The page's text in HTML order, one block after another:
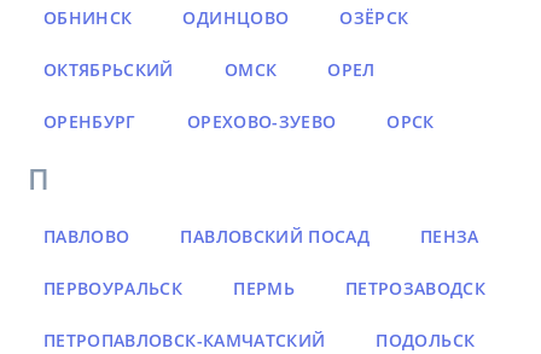
ОБНИНСК ОДИНЦОВО ОЗЁРСК
ОКТЯБРЬСКИЙ ОМСК ОРЕЛ
ОРЕНБУРГ ОРЕХОВО-ЗУЕВО ОРСК
П
ПАВЛОВО ПАВЛОВСКИЙ ПОСАД ПЕНЗА
ПЕРВОУРАЛЬСК ПЕРМЬ ПЕТРОЗАВОДСК
ПЕТРОПАВЛОВСК-КАМЧАТСКИЙ ПОДОЛЬСК